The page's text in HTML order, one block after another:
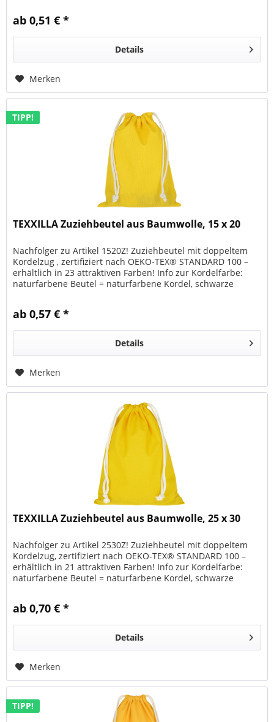
ab 0,51 € *
Details
Merken
TIPP!
TEXXILLA Zuziehbeutel aus Baumwolle, 15 x 20
Nachfolger zu Artikel 1520Z! Zuziehbeutel mit doppeltem
Kordelzug , zertifiziert nach OEKO-TEX® STANDARD 100 –
erhältlich in 23 attraktiven Farben! Info zur Kordelfarbe:
naturfarbene Beutel = naturfarbene Kordel, schwarze
ab 0,57 € *
Details
Merken
TEXXILLA Zuziehbeutel aus Baumwolle, 25 x 30
Nachfolger zu Artikel 2530Z! Zuziehbeutel mit doppeltem
Kordelzug, zertifiziert nach OEKO-TEX® STANDARD 100 –
erhältlich in 21 attraktiven Farben! Info zur Kordelfarbe:
naturfarbene Beutel = naturfarbene Kordel, schwarze
ab 0,70 € *
Details
Merken
TIPP!